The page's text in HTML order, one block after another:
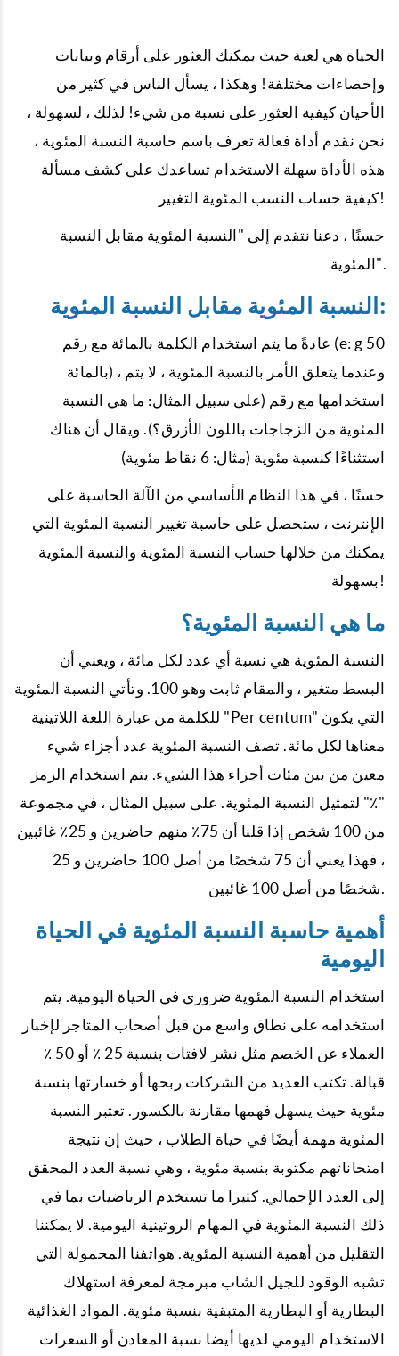
الحياة هي لعبة حيث يمكنك العثور على أرقام وبيانات
وإحصاءات مختلفة! وهكذا ، يسأل الناس في كثير من
الأحيان كيفية العثور على نسبة من شيء! لذلك ، لسهولة ،
نحن نقدم أداة فعالة تعرف باسم حاسبة النسبة المئوية ،
هذه الأداة سهلة الاستخدام تساعدك على كشف مسألة
كيفية حساب النسب المئوية التغيير!
حسنًا ، دعنا نتقدم إلى "النسبة المئوية مقابل النسبة
المئوية".
النسبة المئوية مقابل النسبة المئوية:
عادةً ما يتم استخدام الكلمة بالمائة مع رقم (e: g 50
بالمائة) ، وعندما يتعلق الأمر بالنسبة المئوية ، لا يتم
استخدامها مع رقم (على سبيل المثال: ما هي النسبة
المئوية من الزجاجات باللون الأزرق؟). ويقال أن هناك
استثناءًا كنسبة مئوية (مثال: 6 نقاط مئوية)
حسنًا ، في هذا النظام الأساسي من الآلة الحاسبة على
الإنترنت ، ستحصل على حاسبة تغيير النسبة المئوية التي
يمكنك من خلالها حساب النسبة المئوية والنسبة المئوية
بسهولة!
ما هي النسبة المئوية؟
النسبة المئوية هي نسبة أي عدد لكل مائة ، ويعني أن
البسط متغير ، والمقام ثابت وهو 100. وتأتي النسبة المئوية
للكلمة من عبارة اللغة اللاتينية "Per centum" التي يكون
معناها لكل مائة. تصف النسبة المئوية عدد أجزاء شيء
معين من بين مئات أجزاء هذا الشيء. يتم استخدام الرمز
"٪" لتمثيل النسبة المئوية. على سبيل المثال ، في مجموعة
من 100 شخص إذا قلنا أن 75٪ منهم حاضرين و 25٪ غائبين
، فهذا يعني أن 75 شخصًا من أصل 100 حاضرين و 25
شخصًا من أصل 100 غائبين.
أهمية حاسبة النسبة المئوية في الحياة
اليومية
استخدام النسبة المئوية ضروري في الحياة اليومية. يتم
استخدامه على نطاق واسع من قبل أصحاب المتاجر لإخبار
العملاء عن الخصم مثل نشر لافتات بنسبة 25 ٪ أو 50 ٪
قبالة. تكتب العديد من الشركات ربحها أو خسارتها بنسبة
مئوية حيث يسهل فهمها مقارنة بالكسور. تعتبر النسبة
المئوية مهمة أيضًا في حياة الطلاب ، حيث إن نتيجة
امتحاناتهم مكتوبة بنسبة مئوية ، وهي نسبة العدد المحقق
إلى العدد الإجمالي. كثيرا ما تستخدم الرياضيات بما في
ذلك النسبة المئوية في المهام الروتينية اليومية. لا يمكننا
التقليل من أهمية النسبة المئوية. هواتفنا المحمولة التي
تشبه الوقود للجيل الشاب مبرمجة لمعرفة استهلاك
البطارية أو البطارية المتبقية بنسبة مئوية. المواد الغذائية
الاستخدام اليومي لديها أيضا نسبة المعادن أو السعرات